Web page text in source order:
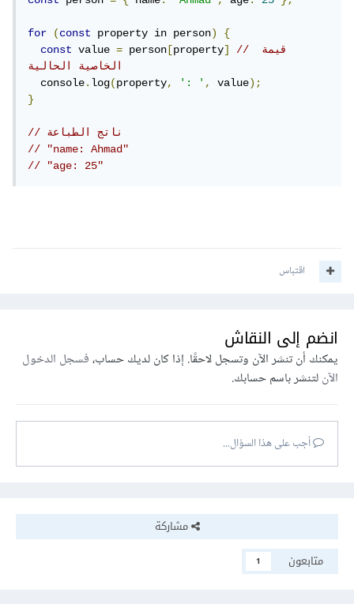
for (const property in person)
{
const value = person [property]
// قيمة
الخاصية الحالية
  console
.log(property, ': ', value);
}
// ناتج الطباعة
// "name: Ahmad"
// "age: 25"
اقتباس
انضم إلى النقاش
يمكنك أن تنشر الآن وتسجل لاحقًا. إذا كان لديك حساب،فسجل الدخول
الآنلتنشر باسم حسابك.
أجب على هذا السؤال...
مشاركة
متابعون
1